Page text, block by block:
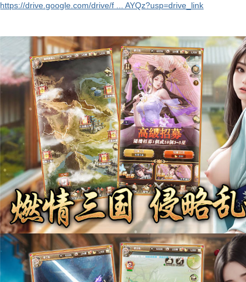
https://drive.google.com/drive/f ... AYQz?usp=drive_link